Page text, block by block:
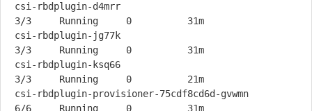
csi-rbdplugin-d4mrr
3/3     Running     0          31m
csi-rbdplugin-jg77k
3/3     Running     0          31m
csi-rbdplugin-ksq66
3/3     Running     0          21m
csi-rbdplugin-provisioner-75cdf8cd6d-gvwmn
6/6     Running     0          31m